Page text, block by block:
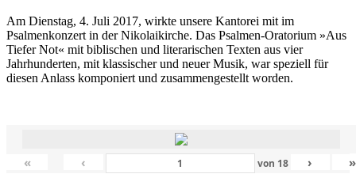
Am Dienstag, 4. Juli 2017, wirkte unsere Kantorei mit im
Psalmenkonzert in der Nikolaikirche. Das Psalmen-Oratorium »Aus
Tiefer Not« mit biblischen und literarischen Texten aus vier
Jahrhunderten, mit klassischer und neuer Musik, war speziell für
diesen Anlass komponiert und zusammengestellt worden.
« ‹ von 18 › »